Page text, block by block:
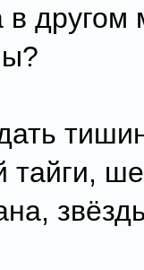
другом
тайги,